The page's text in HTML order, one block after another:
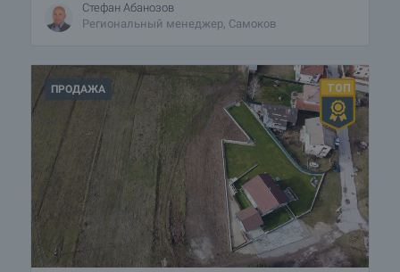
Стефан Абанозов
Региональный менеджер, Самоков
ПРОДАЖА